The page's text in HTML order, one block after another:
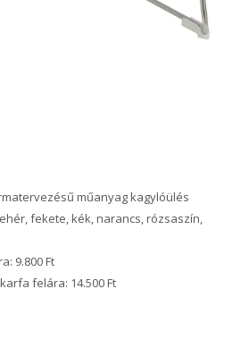
műanyag kagylóülés
fekete, kék, narancs, rózsaszín,
9.800 Ft
felára: 14.500 Ft